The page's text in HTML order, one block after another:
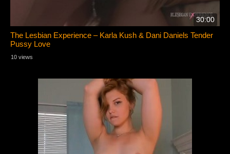
30:00
The Lesbian Experience – Karla Kush & Dani Daniels Tender
Pussy Love
10 views